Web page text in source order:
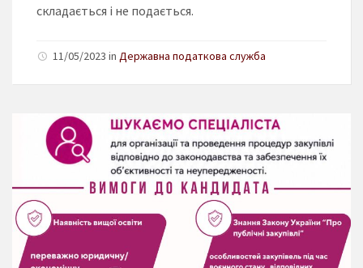
складається і не подається.
11/05/2023 in Державна податкова служба